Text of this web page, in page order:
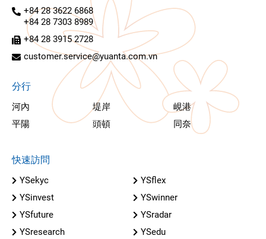
+84 28 3622 6868
+84 28 7303 8989
+84 28 3915 2728
customer.service@yuanta.com.vn
分行
河內 堤岸
峴港
平陽
頭頓 同奈
快速訪問
YSekyc
YSflex
YSinvest
YSwinner
YSfuture
YSradar
YSresearch
YSedu